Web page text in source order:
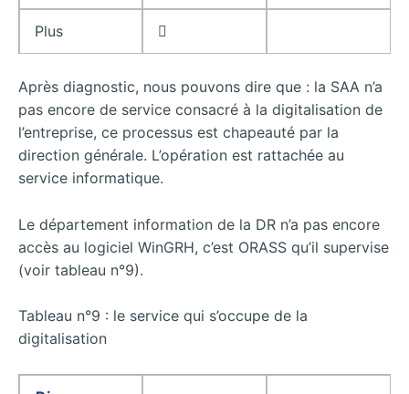
Plus 
Après diagnostic, nous pouvons dire que : la SAA n’a
pas encore de service consacré à la digitalisation de
l’entreprise, ce processus est chapeauté par la
direction générale. L’opération est rattachée au
service informatique.
Le département information de la DR n’a pas encore
accès au logiciel WinGRH, c’est ORASS qu’il supervise
(voir tableau n°9).
Tableau n°9 : le service qui s’occupe de la
digitalisation